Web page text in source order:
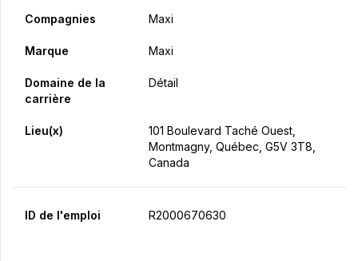
Compagnies Maxi
Marque Maxi
Domaine de la
carrière
Détail
Lieu(x)
101 Boulevard Taché Ouest,
Montmagny, Québec, G5V 3T8,
Canada
ID de l'emploi R2000670630